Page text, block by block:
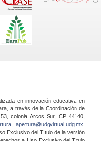
en innovación educativa en
a través de la Coordinación de
colonia Arcos Sur, CP 44140,
apertura@udgvirtual.udg.mx
Exclusivo del Título de la versión